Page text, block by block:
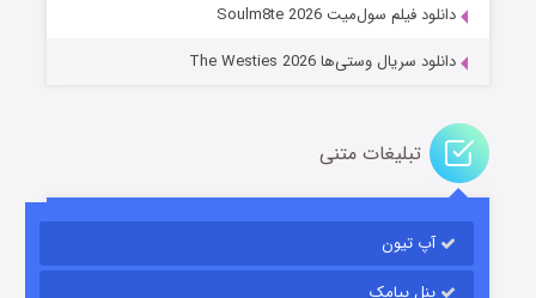
مردگان متحرک: شهر مرده ۳
دانلود فیلم سول‌میت Soulm8te 2026
دانلود سریال وستی‌ها The Westies 2026
تبلیغات متنی
آپ تیون
پنل پیامک